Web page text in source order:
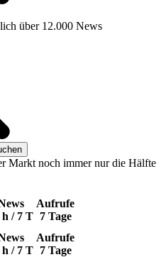
über 12.000 News
Markt noch immer nur die Hälfte
h / 7 T
Aufrufe
7 Tage
h / 7 T
Aufrufe
7 Tage